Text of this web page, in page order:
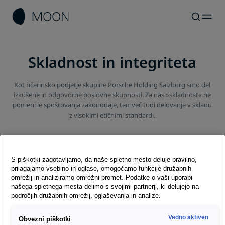
Skladnost in integriteta
Kot hčerinsko podjetje skupine Porsche Holding Salzburg smo del
izkušene in odgovorne poslovne skupnosti. Za nas »skladnost« ne
pomeni le spoštovanja zakonodaje, temveč tudi delovanje v skladu
z visokimi etičnimi standardi.
Kodeks poslovne etike
Naša etična načela so podrobno opisana v Kodeksu
S piškotki zagotavljamo, da naše spletno mesto deluje pravilno,
prilagajamo vsebino in oglase, omogočamo funkcije družabnih
omrežij in analiziramo omrežni promet. Podatke o vaši uporabi
našega spletnega mesta delimo s svojimi partnerji, ki delujejo na
področjih družabnih omrežij, oglaševanja in analize.
Obvezni piškotki Vedno aktiven